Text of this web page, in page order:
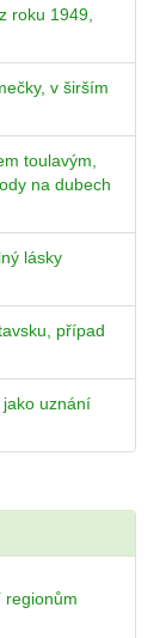
roku 1949,
v širším
toulavým,
na dubech
lásky
případ
uznání
regionům